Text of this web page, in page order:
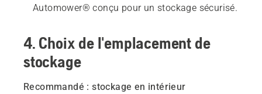
Automower® conçu pour un stockage sécurisé.
4. Choix de l'emplacement de
stockage
Recommandé : stockage en intérieur